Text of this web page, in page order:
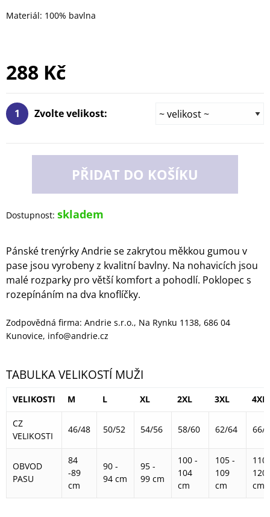
Materiál: 100% bavlna
288 Kč
1 Zvolte velikost:
PŘIDAT DO KOŠÍKU
Dostupnost: skladem
Pánské trenýrky Andrie se zakrytou měkkou gumou v
pase jsou vyrobeny z kvalitní bavlny. Na nohavicích jsou
malé rozparky pro větší komfort a pohodlí. Poklopec s
rozepínáním na dva knoflíčky.
Zodpovědná firma: Andrie s.r.o., Na Rynku 1138, 686 04
Kunovice, info@andrie.cz
TABULKA VELIKOSTÍ MUŽI
VELIKOSTI M L XL 2XL 3XL 4XL
CZ
VELIKOSTI
46/48 50/52 54/56 58/60 62/64 66/
OBVOD
PASU
84
-89
cm
90 -
94 cm
95 -
99 cm
100 -
104
cm
105 -
109
cm
110
120
cm